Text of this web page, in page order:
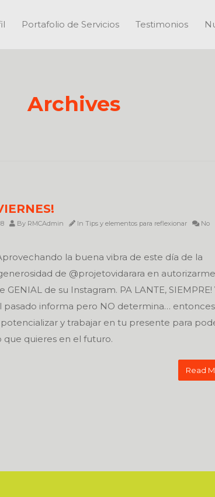
Portafolio de Servicios Testimonios
Archives
By RMCAdmin In Tips y elementos para reflexionar
No
la buena vibra de este día de la
de @projetovidarara en
GENIAL de su Instagram. PA LANTE, SIEMPRE!
pasado informa pero NO determina… entonces
y trabajar en tu presente para
que quieres en el futuro.
Read